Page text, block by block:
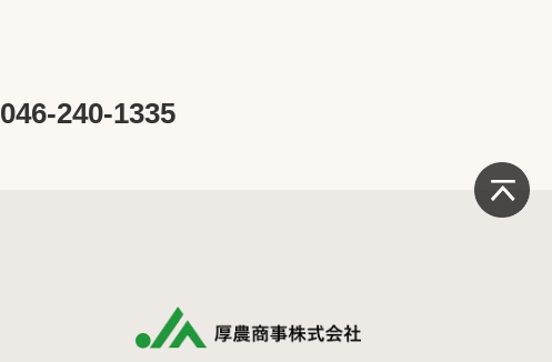
046-240-1335